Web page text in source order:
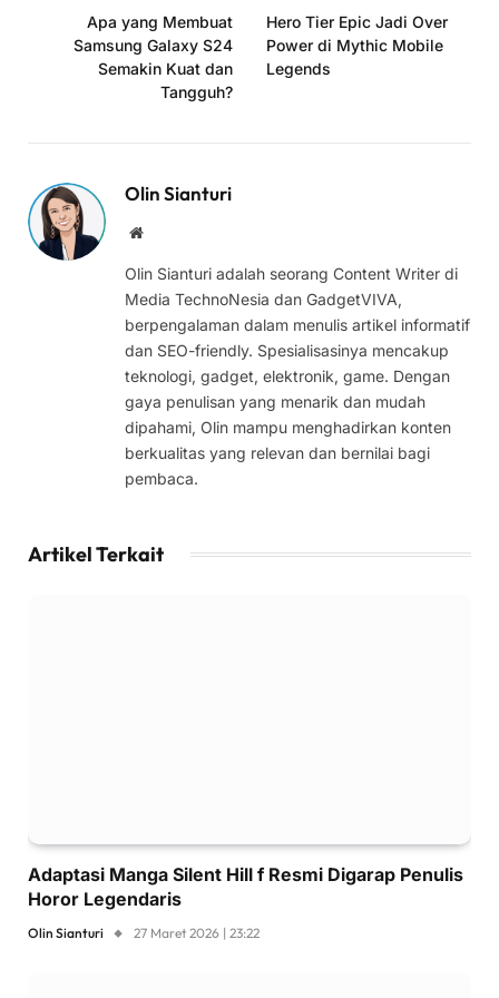
Apa yang Membuat
Samsung Galaxy S24
Semakin Kuat dan
Tangguh?
Hero Tier Epic Jadi Over
Power di Mythic Mobile
Legends
Olin Sianturi
Website
Olin Sianturi adalah seorang Content Writer di
Media TechnoNesia dan GadgetVIVA,
berpengalaman dalam menulis artikel informatif
dan SEO-friendly. Spesialisasinya mencakup
teknologi, gadget, elektronik, game. Dengan
gaya penulisan yang menarik dan mudah
dipahami, Olin mampu menghadirkan konten
berkualitas yang relevan dan bernilai bagi
pembaca.
Artikel Terkait
Adaptasi Manga Silent Hill f Resmi Digarap Penulis
Horor Legendaris
Olin Sianturi 27 Maret 2026 | 23:22